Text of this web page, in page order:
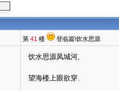
第 41 楼 登临篇\饮水思源
饮水思源凤城河,
望海楼上眼欲穿.